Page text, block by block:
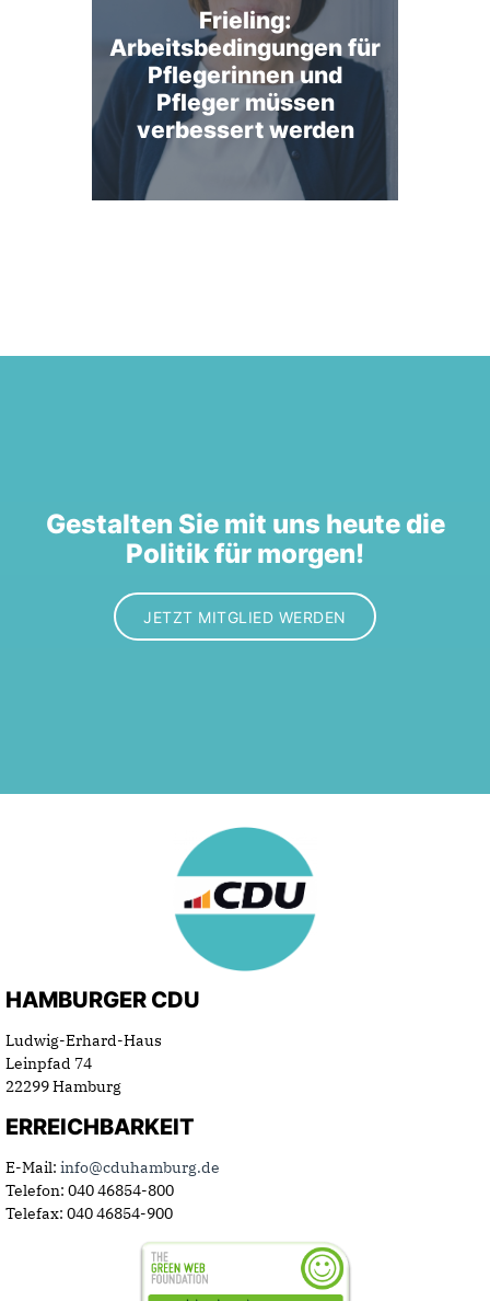
Frieling:
Arbeitsbedingungen für
Pflegerinnen und
Pfleger müssen
verbessert werden
Gestalten Sie mit uns heute die
Politik für morgen!
JETZT MITGLIED WERDEN
HAMBURGER CDU
Ludwig-Erhard-Haus
Leinpfad 74
22299 Hamburg
ERREICHBARKEIT
E-Mail: info@cduhamburg.de
Telefon: 040 46854-800
Telefax: 040 46854-900